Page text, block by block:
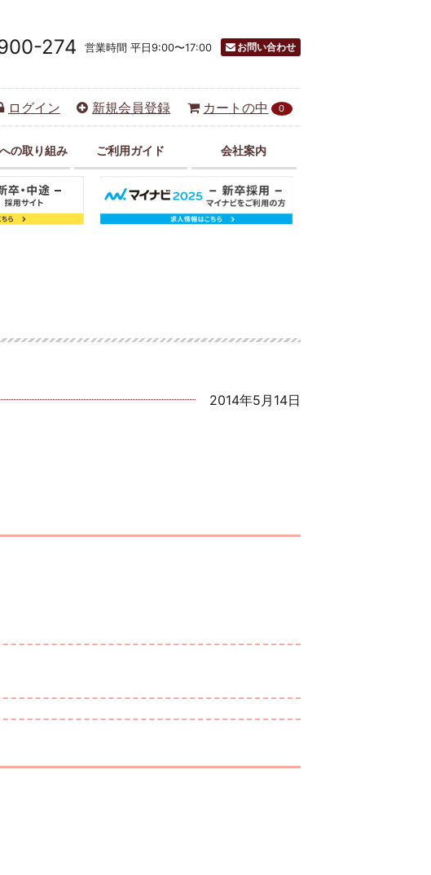
274 営業時間 平日9:00〜17:00 お問い合わせ
ログイン 新規会員登録 カートの中 0
の取り組み ご利用ガイド 会社案内
2014年5月14日